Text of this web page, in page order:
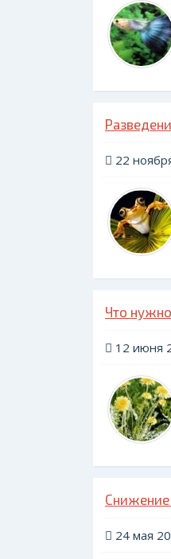
22
Что
12 июня
Снижение
24 мая